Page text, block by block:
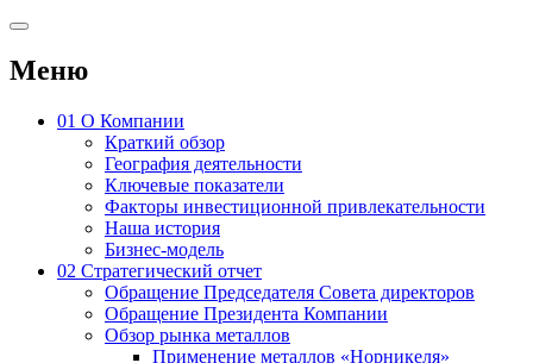
Меню
01 О Компании
Краткий обзор
География деятельности
Ключевые показатели
Факторы инвестиционной привлекательности
Наша история
Бизнес-модель
02 Стратегический отчет
Обращение Председателя Совета директоров
Обращение Президента Компании
Обзор рынка металлов
Применение металлов «Норникеля»